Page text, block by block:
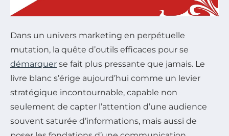
Dans un univers marketing en perpétuelle
mutation, la quête d’outils efficaces pour se
démarquer se fait plus pressante que jamais. Le
livre blanc s’érige aujourd’hui comme un levier
stratégique incontournable, capable non
seulement de capter l’attention d’une audience
souvent saturée d’informations, mais aussi de